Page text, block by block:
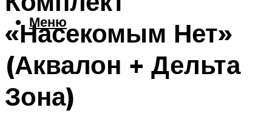
Меню
«Насекомым Нет»
(Аквалон + Дельта
Зона)